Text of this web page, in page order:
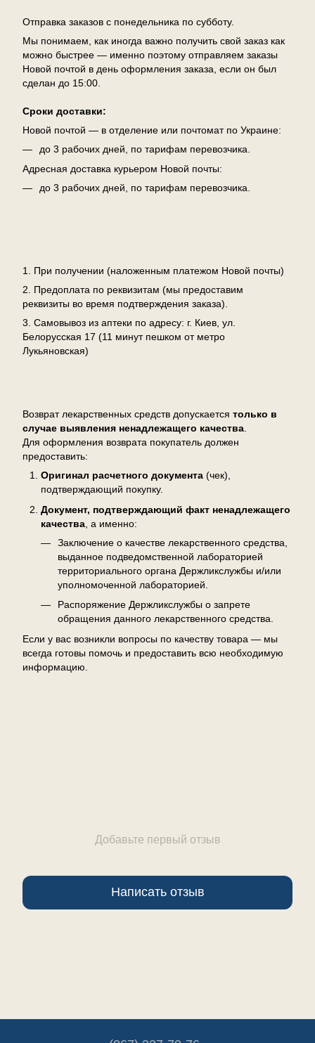
Отправка заказов с понедельника по субботу.
Мы понимаем, как иногда важно получить свой заказ как
можно быстрее — именно поэтому отправляем заказы
Новой почтой в день оформления заказа, если он был
сделан до 15:00.
Сроки доставки:
Новой почтой — в отделение или почтомат по Украине:
до 3 рабочих дней, по тарифам перевозчика.
Адресная доставка курьером Новой почты:
до 3 рабочих дней, по тарифам перевозчика.
1. При получении (наложенным платежом Новой почты)
2. Предоплата по реквизитам (мы предоставим
реквизиты во время подтверждения заказа).
3. Самовывоз из аптеки по адресу: г. Киев, ул.
Белорусская 17 (11 минут пешком от метро
Лукьяновская)
Возврат лекарственных средств допускается только в
случае выявления ненадлежащего качества.
Для оформления возврата покупатель должен
предоставить:
Оригинал расчетного документа (чек),
подтверждающий покупку.
Документ, подтверждающий факт ненадлежащего
качества , а именно:
Заключение о качестве лекарственного средства,
выданное подведомственной лабораторией
территориального органа Держликслужбы и/или
уполномоченной лабораторией.
Распоряжение Держликслужбы о запрете
обращения данного лекарственного средства.
Если у вас возникли вопросы по качеству товара — мы
всегда готовы помочь и предоставить всю необходимую
информацию.
Добавьте первый отзыв
Написать отзыв